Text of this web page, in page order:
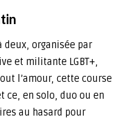
deux, organisée par
et militante LGBT+,
l’amour, cette course
ce, en solo, duo ou en
au hasard pour